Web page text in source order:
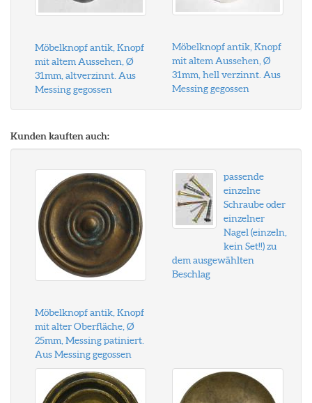
Möbelknopf antik, Knopf
mit altem Aussehen, Ø
31mm, altverzinnt. Aus
Messing gegossen
Möbelknopf antik, Knopf
mit altem Aussehen, Ø
31mm, hell verzinnt. Aus
Messing gegossen
Kunden kauften auch:
Möbelknopf antik, Knopf
mit alter Oberfläche, Ø
25mm, Messing patiniert.
Aus Messing gegossen
passende
einzelne
Schraube oder
einzelner
Nagel (einzeln,
kein Set!!) zu
dem ausgewählten
Beschlag